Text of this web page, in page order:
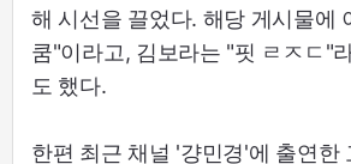
해 시선을 끌었다. 해당 게시물에
쿰"이라고, 김보라는 "핏 ㄹㅈㄷ"
도 했다.
한편 최근 채널 '걍민경'에 출연한